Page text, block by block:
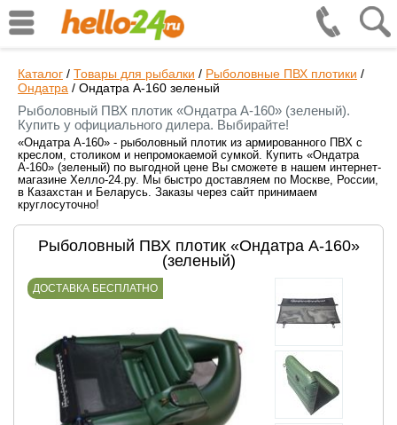
Каталог / Товары для рыбалки / Рыболовные ПВХ плотики /
Ондатра / Ондатра А-160 зеленый
Рыболовный ПВХ плотик «Ондатра А-160» (зеленый).
Купить у официального дилера. Выбирайте!
«Ондатра А-160» - рыболовный плотик из армированного ПВХ с
креслом, столиком и непромокаемой сумкой. Купить «Ондатра
А-160» (зеленый) по выгодной цене Вы сможете в нашем интернет-
магазине Хелло-24.ру. Мы быстро доставляем по Москве, России,
в Казахстан и Беларусь. Заказы через сайт принимаем
круглосуточно!
Рыболовный ПВХ плотик «Ондатра А-160»
(зеленый)
ДОСТАВКА БЕСПЛАТНО